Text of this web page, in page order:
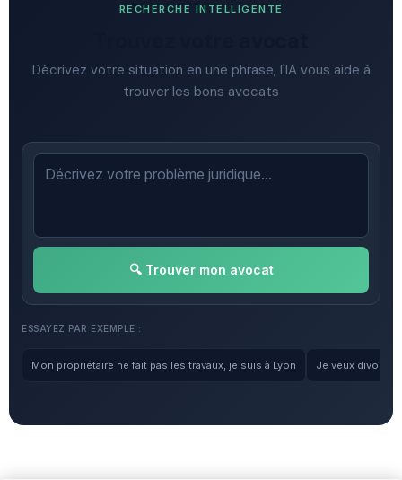
RECHERCHE INTELLIGENTE
Décrivez votre situation en une phrase, l'IA vous aide à
trouver les bons avocats
🔍 Trouver mon avocat
ESSAYEZ PAR EXEMPLE :
Mon propriétaire ne fait pas les travaux, je suis à Lyon Je veux